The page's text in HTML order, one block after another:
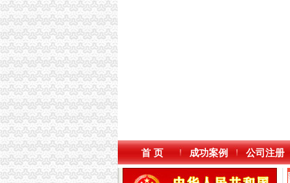
首 页 成功案例 公司注册